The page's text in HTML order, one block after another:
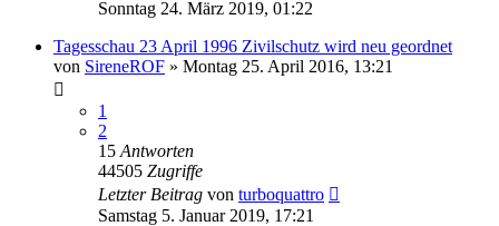
Sonntag 24. März 2019, 01:22
Tagesschau 23 April 1996 Zivilschutz wird neu geordnet
von SireneROF » Montag 25. April 2016, 13:21
1
2
15 Antworten
44505 Zugriffe
Letzter Beitrag von turboquattro
Samstag 5. Januar 2019, 17:21